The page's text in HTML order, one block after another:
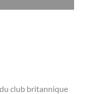
club britannique